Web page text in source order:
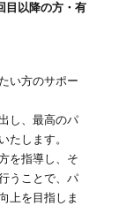
目以降の方・有
い方のサポー
し、最高のパ
たします。
を指導し、そ
うことで、パ
上を目指しま